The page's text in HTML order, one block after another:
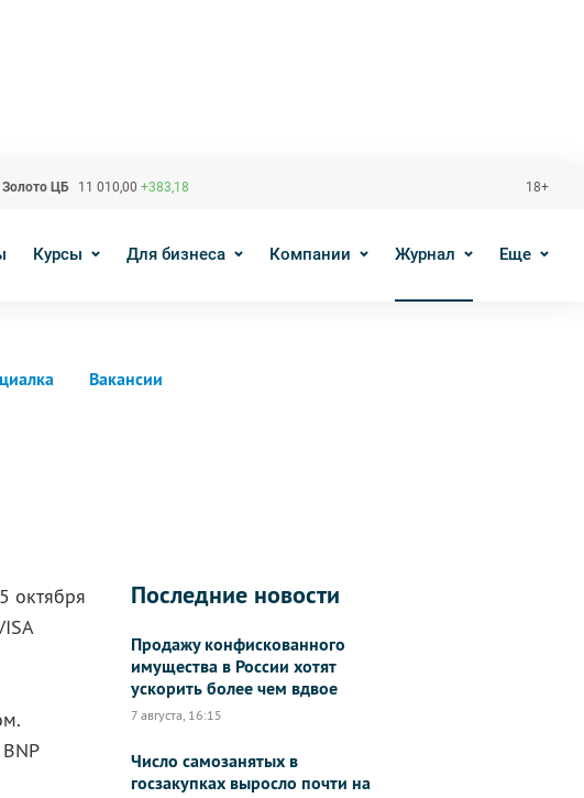
Золото ЦБ 11 010,00 +383,18 18+
Курсы Для бизнеса Компании Журнал Еще
Вакансии
октября
Последние новости
Продажу конфискованного
имущества в России хотят
ускорить более чем вдвое
7 августа, 16:15
Число самозанятых в
госзакупках выросло почти на